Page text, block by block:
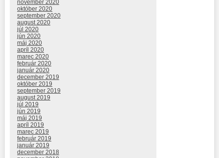
november 2020
október 2020
september 2020
august 2020
júl 2020
jún 2020
máj 2020
apríl 2020
marec 2020
február 2020
január 2020
december 2019
október 2019
september 2019
august 2019
júl 2019
jún 2019
máj 2019
apríl 2019
marec 2019
február 2019
január 2019
december 2018